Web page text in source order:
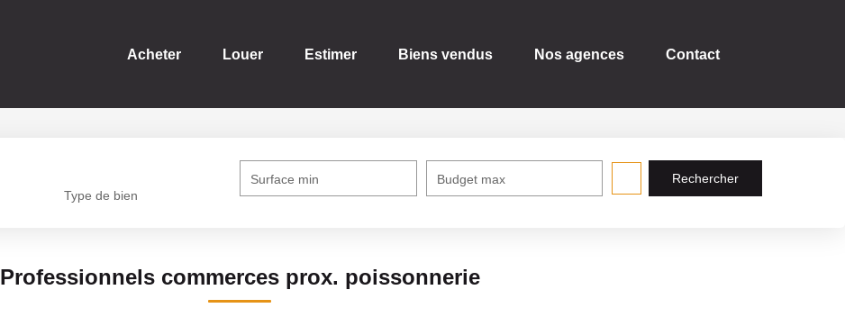
Acheter Louer Estimer Biens vendus Nos agences Contact
Type de bien
Surface min Budget max
Professionnels commerces prox. poissonnerie